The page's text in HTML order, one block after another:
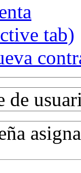
tab)
de